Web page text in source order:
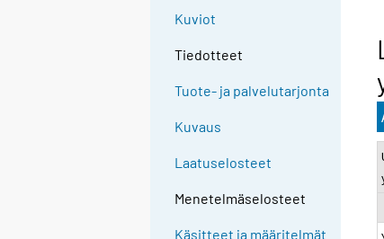
Kuviot
Tiedotteet
Tuote- ja palvelutarjonta
Kuvaus
Laatuselosteet
Menetelmäselosteet
Käsitteet ja määritelmät